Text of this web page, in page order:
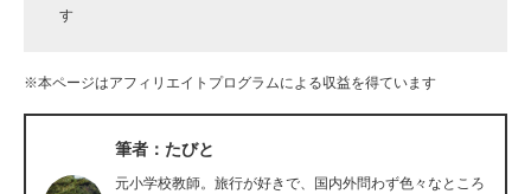
す
※本ページはアフィリエイトプログラムによる収益を得ています
筆者：たびと
元小学校教師。旅行が好きで、国内外問わず色々なところ